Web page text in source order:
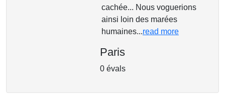
cachée... Nous voguerions
ainsi loin des marées
humaines...read more
Paris
0 évals